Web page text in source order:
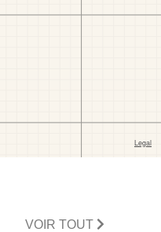
VOIR TOUT